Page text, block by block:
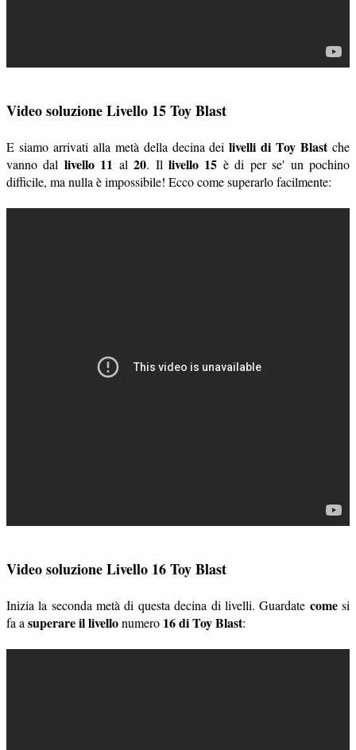
Video soluzione Livello 15 Toy Blast
E siamo arrivati alla metà della decina deilivelli di Toy Blastche
vanno dal livello 11 al20. Illivello 15 è di per se' un pochino
difficile, ma nulla è impossibile! Ecco come superarlo facilmente:
Video soluzione Livello 16 Toy Blast
Inizia la seconda metà di questa decina di livelli. Guardate comesi
fa a superare il livellonumero 16 di Toy Blast: